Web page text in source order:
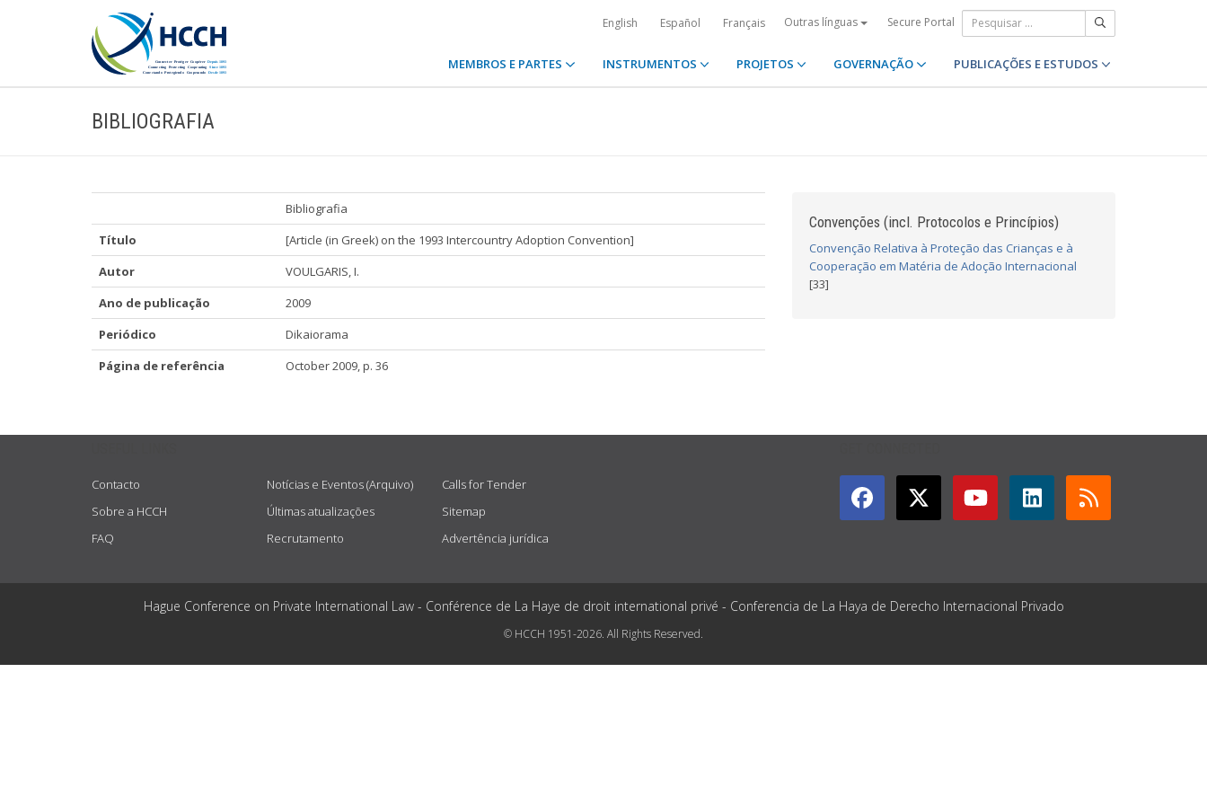
English Español Français Outras línguas Secure Portal
MEMBROS E PARTES INSTRUMENTOS PROJETOS GOVERNAÇÃO PUBLICAÇÕES E ESTUDOS
BIBLIOGRAFIA
Bibliografia
Título
[Article (in Greek) on the 1993 Intercountry Adoption Convention]
Autor
VOULGARIS, I.
Ano de publicação
2009
Periódico
Dikaiorama
Página de referência
October 2009, p. 36
Convenções (incl. Protocolos e Princípios)
Convenção Relativa à Proteção das Crianças e à
Cooperação em Matéria de Adoção Internacional
[33]
Contacto
Sobre a HCCH
FAQ
Notícias e Eventos (Arquivo)
Últimas atualizações
Recrutamento
Calls for Tender
Sitemap
Advertência jurídica
Hague Conference on Private International Law - Conférence de La Haye de droit international privé - Conferencia de La Haya de Derecho Internacional Privado
© HCCH 1951-2026. All Rights Reserved.